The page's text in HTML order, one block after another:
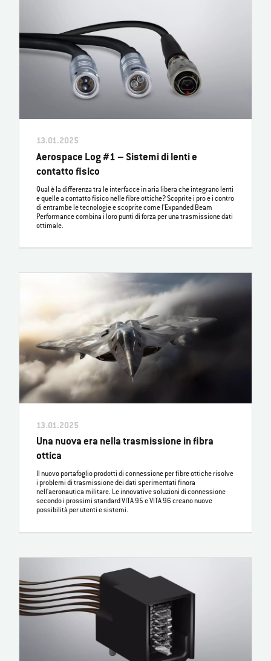
13.01.2025
Aerospace Log #1 – Sistemi di lenti e
contatto fisico
Qual è la differenza tra le interfacce in aria libera che integrano lenti
e quelle a contatto fisico nelle fibre ottiche? Scoprite i pro e i contro
di entrambe le tecnologie e scoprite come l'Expanded Beam
Performance combina i loro punti di forza per una trasmissione dati
ottimale.
13.01.2025
Una nuova era nella trasmissione in fibra
ottica
Il nuovo portafoglio prodotti di connessione per fibre ottiche risolve
i problemi di trasmissione dei dati sperimentati finora
nell'aeronautica militare. Le innovative soluzioni di connessione
secondo i prossimi standard VITA 95 e VITA 96 creano nuove
possibilità per utenti e sistemi.